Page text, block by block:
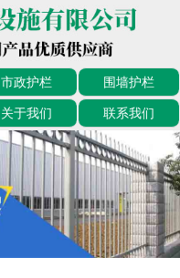
市政护栏 围墙护栏
关于我们 联系我们